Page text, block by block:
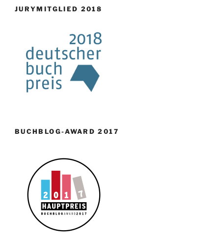
JURYMITGLIED 2018
BUCHBLOG-AWARD 2017